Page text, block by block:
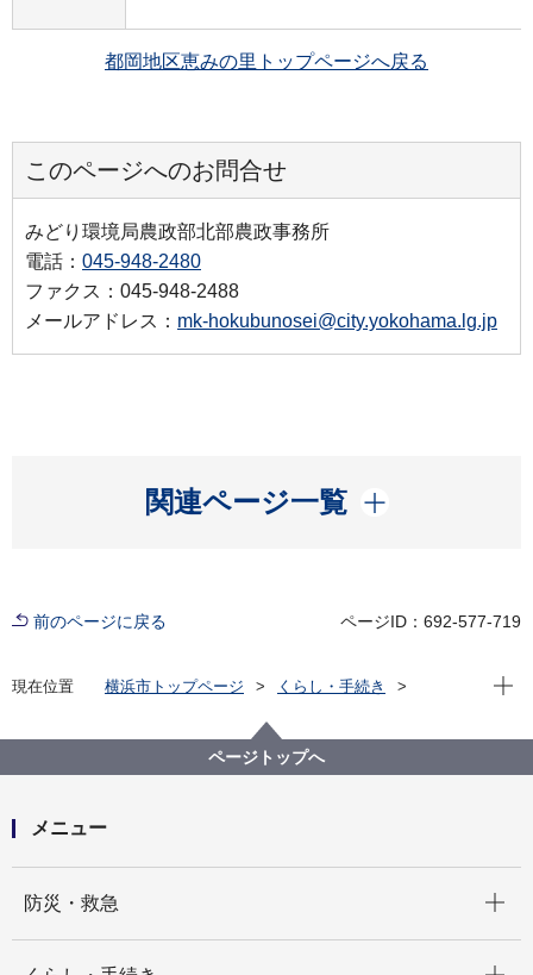
都岡地区恵みの里トップページへ戻る
このページへのお問合せ
みどり環境局農政部北部農政事務所
電話： 045-948-2480
ファクス：045-948-2488
メールアドレス： mk-hokubunosei@city.yokohama.lg.jp
関連ページ一覧
開く
前のページに戻る ページID：692-577-719
現在位置 横浜市トップページ
くらし・手続き
横浜で農業・農体験「ふれる・親しむ」
都岡地区恵みの里
里芋収穫体験in都岡【募集終了】
現在
ページトップへ
メニュー
防災・救急